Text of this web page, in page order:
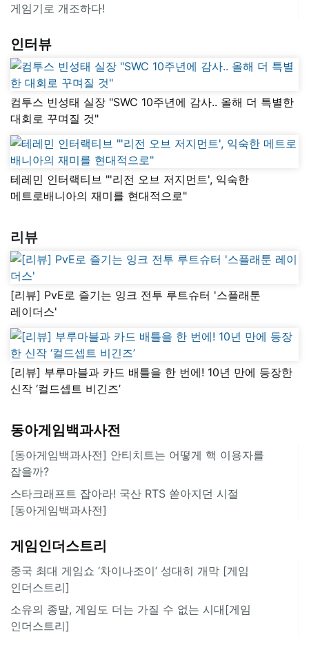
게임기로 개조하다!
인터뷰
컴투스 빈성태 실장 "SWC 10주년에 감사.. 올해 더 특별한
대회로 꾸며질 것"
테레민 인터랙티브 "'리전 오브 저지먼트', 익숙한
메트로배니아의 재미를 현대적으로"
리뷰
[리뷰] PvE로 즐기는 잉크 전투 루트슈터 '스플래툰
레이더스'
[리뷰] 부루마블과 카드 배틀을 한 번에! 10년 만에 등장한
신작 ‘컬드셉트 비긴즈’
동아게임백과사전
[동아게임백과사전] 안티치트는 어떻게 핵 이용자를
잡을까?
스타크래프트 잡아라! 국산 RTS 쏟아지던 시절
[동아게임백과사전]
게임인더스트리
중국 최대 게임쇼 ‘차이나조이’ 성대히 개막 [게임
인더스트리]
소유의 종말, 게임도 더는 가질 수 없는 시대[게임
인더스트리]